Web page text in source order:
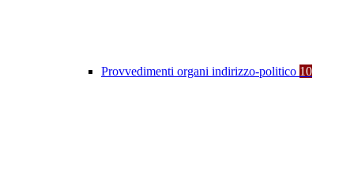
Provvedimenti organi indirizzo-politico 10